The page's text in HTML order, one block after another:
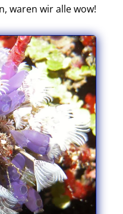
waren wir alle wow!